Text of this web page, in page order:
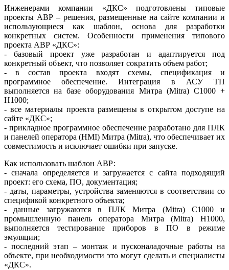
Инженерами компании «ДКС» подготовлены типовые
проекты АВР – решения, размещенные на сайте компании и
использующиеся как шаблон, основа для разработки
конкретных систем. Особенности применения типового
проекта АВР «ДКС»:
- базовый проект уже разработан и адаптируется под
конкретный объект, что позволяет сократить объем работ;
- в состав проекта входят схемы, спецификация и
программное обеспечение. Интеграция в АСУ ТП
выполняется на ба­зе оборудования Митра (Mitra) C1000 +
H1000;
- все материалы проекта размещены в открытом доступе на
сайте «ДКС»;
- прикладное программное обеспечение разработано для ПЛК
и панелей оператора (HMI) Митра (Mitra), что обеспечивает их
совместимость и исключает ошибки при запуске.
Как использовать шаблон АВР:
- сначала определяется и загружается с сайта подходящий
проект: его схема, ПО, документация;
- даты, параметры, устройства заменяются в соответствии со
спецификой конкретного объекта;
- данные загружаются в ПЛК Митра (Mitra) C1000 и
промышленную панель оператора Митра (Mitra) H1000,
выполняется тестирование приборов в ПО в режиме
эмуляции;
- последний этап – монтаж и пусконаладочные работы на
объекте, при необходимости это могут сделать и специалисты
«ДКС».